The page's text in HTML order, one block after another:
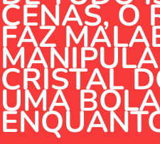
CENAS, O
FAZ
CRISTAL
UMA